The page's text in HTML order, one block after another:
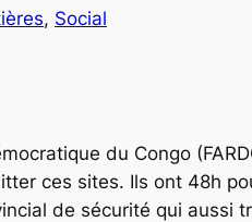
, Social
du Congo
ces sites. Ils ont 48h
de sécurité qui aussi